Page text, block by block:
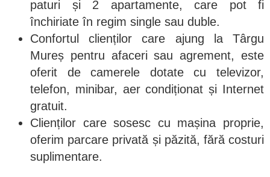
paturi și 2 apartamente, care pot fi
închiriate în regim single sau duble.
Confortul clienților care ajung la Târgu
Mureș pentru afaceri sau agrement, este
oferit de camerele dotate cu televizor,
telefon, minibar, aer condiționat și Internet
gratuit.
Clienților care sosesc cu mașina proprie,
oferim parcare privată și păzită, fără costuri
suplimentare.